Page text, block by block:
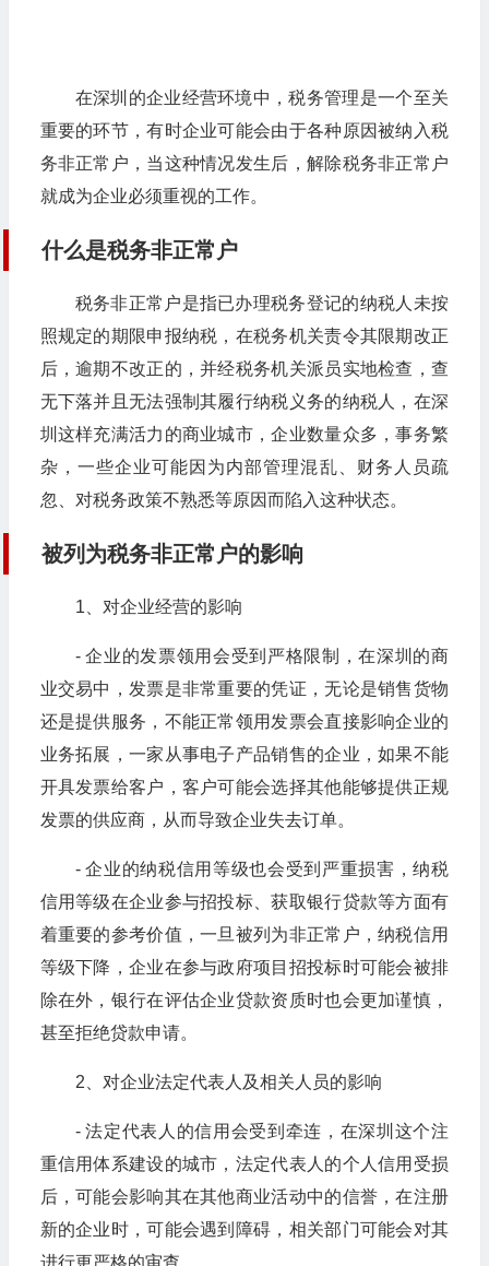
在深圳的企业经营环境中，税务管理是一个至关
重要的环节，有时企业可能会由于各种原因被纳入税
务非正常户，当这种情况发生后，解除税务非正常户
就成为企业必须重视的工作。
什么是税务非正常户
税务非正常户是指已办理税务登记的纳税人未按
照规定的期限申报纳税，在税务机关责令其限期改正
后，逾期不改正的，并经税务机关派员实地检查，查
无下落并且无法强制其履行纳税义务的纳税人，在深
圳这样充满活力的商业城市，企业数量众多，事务繁
杂，一些企业可能因为内部管理混乱、财务人员疏
忽、对税务政策不熟悉等原因而陷入这种状态。
被列为税务非正常户的影响
1、对企业经营的影响
- 企业的发票领用会受到严格限制，在深圳的商
业交易中，发票是非常重要的凭证，无论是销售货物
还是提供服务，不能正常领用发票会直接影响企业的
业务拓展，一家从事电子产品销售的企业，如果不能
开具发票给客户，客户可能会选择其他能够提供正规
发票的供应商，从而导致企业失去订单。
- 企业的纳税信用等级也会受到严重损害，纳税
信用等级在企业参与招投标、获取银行贷款等方面有
着重要的参考价值，一旦被列为非正常户，纳税信用
等级下降，企业在参与政府项目招投标时可能会被排
除在外，银行在评估企业贷款资质时也会更加谨慎，
甚至拒绝贷款申请。
2、对企业法定代表人及相关人员的影响
- 法定代表人的信用会受到牵连，在深圳这个注
重信用体系建设的城市，法定代表人的个人信用受损
后，可能会影响其在其他商业活动中的信誉，在注册
新的企业时，可能会遇到障碍，相关部门可能会对其
进行更严格的审查。